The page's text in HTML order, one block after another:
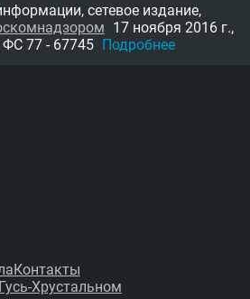
сетевое издание,
17 ноября 2016 г.,
77 - 67745 Подробнее
Контакты
Хрустальном